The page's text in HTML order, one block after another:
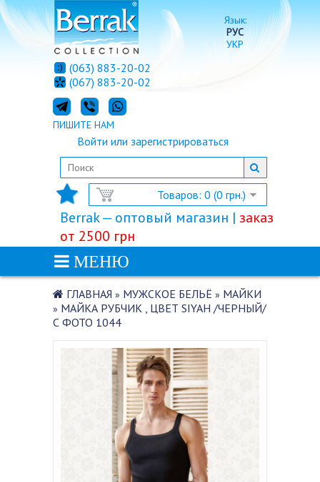
Язык:
РУС
УКР
Товаров: 0 (0 грн.)
Войти или зарегистрироваться
(063) 883-20-02
(067) 883-20-02
ПИШИТЕ НАМ
Berrak — оптовый магазин | заказ
от 2500 грн
МЕНЮ
ГЛАВНАЯ » МУЖСКОЕ БЕЛЬЁ » МАЙКИ
» МАЙКА РУБЧИК , ЦВЕТ SIYAH /ЧЕРНЫЙ/
С ФОТО 1044